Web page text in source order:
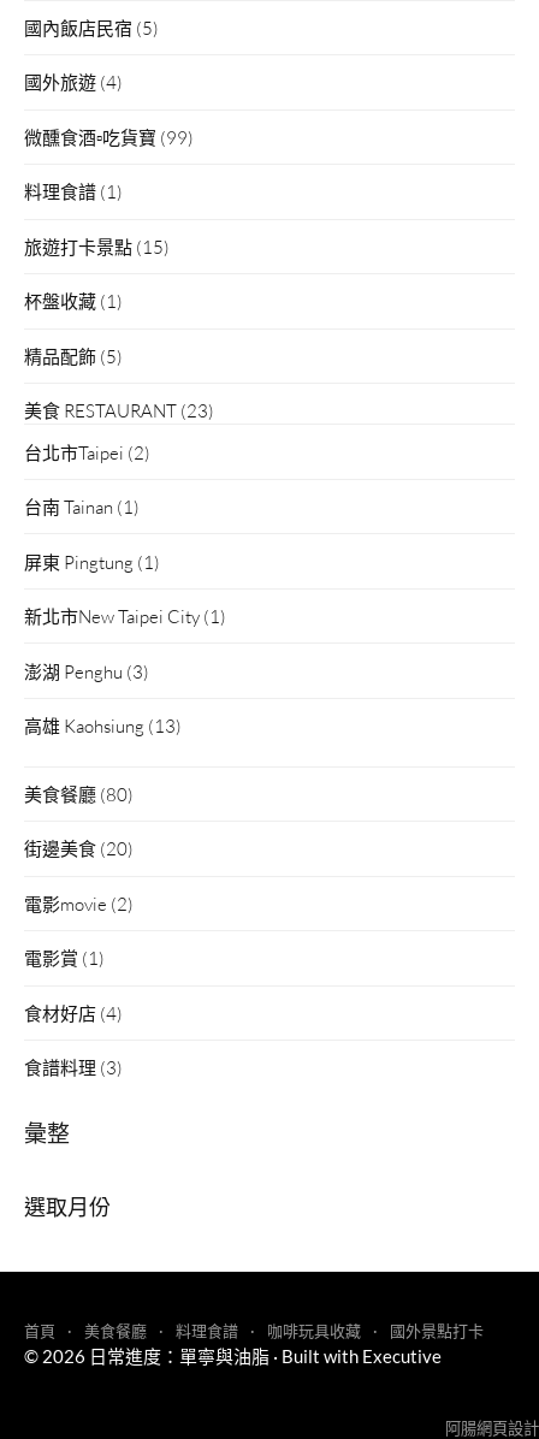
國內飯店民宿 (5)
國外旅遊 (4)
微醺食酒▫吃貨寶 (99)
料理食譜 (1)
旅遊打卡景點 (15)
杯盤收藏 (1)
精品配飾 (5)
美食 RESTAURANT (23)
台北市Taipei (2)
台南 Tainan (1)
屏東 Pingtung (1)
新北市New Taipei City (1)
澎湖 Penghu (3)
高雄 Kaohsiung (13)
美食餐廳 (80)
街邊美食 (20)
電影movie (2)
電影賞 (1)
食材好店 (4)
食譜料理 (3)
彙整
整
首頁 美食餐廳 料理食譜 咖啡玩具收藏 國外景點打卡
© 2026 日常進度：單寧與油脂 · Built with Executive
阿腸網頁設計